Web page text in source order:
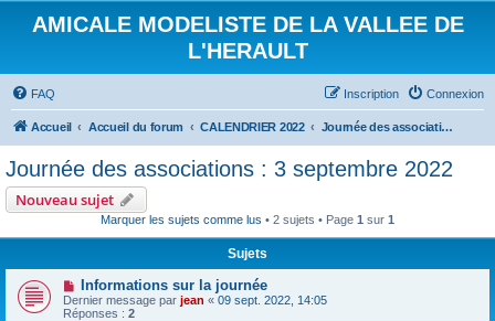
AMICALE MODELISTE DE LA VALLEE DE
L'HERAULT
FAQ Connexion
Inscription
Accueil Accueil du forum CALENDRIER 2022 Journée des associations : 3 septembre 2022
Journée des associations : 3 septembre 2022
Nouveau sujet
Marquer les sujets comme lus • 2 sujets • Page 1 sur 1
Sujets
Informations sur la journée
Dernier message par jean « 09 sept. 2022, 14:05
Réponses : 2